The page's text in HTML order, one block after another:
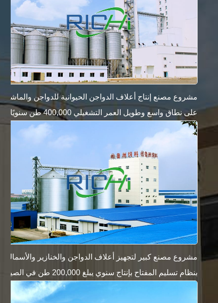
مشروع مصنع إنتاج أعلاف الدواجن الحيوانية للدواجن والماشية
على نطاق واسع وطويل العمر التشغيلي 400,000 طن سنويًا
مشروع مصنع كبير لتجهيز أعلاف الدواجن والخنازير والأسماك
بنظام تسليم المفتاح بإنتاج سنوي يبلغ 200,000 طن في الصين